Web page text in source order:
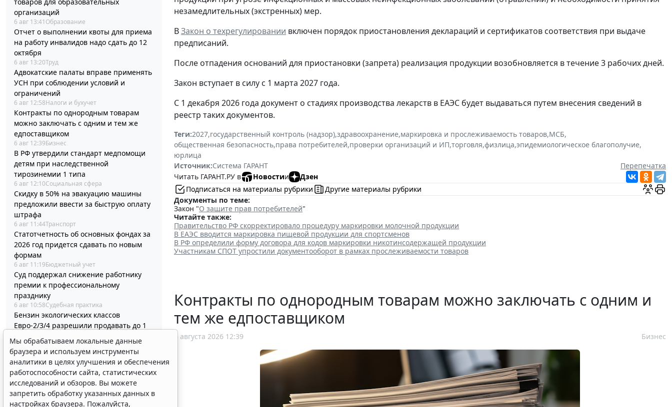
организаций
6 авг 13:41 Образование
Отчет о выполнении квоты для приема
на работу инвалидов надо сдать до 12
октября
6 авг 13:20Труд
Адвокатские палаты вправе применять
УСН при соблюдении условий и
ограничений
6 авг 12:58Налоги и бухучет
Контракты по однородным товарам
можно заключать с одним и тем же
едпоставщиком
6 авг 12:39Бизнес
В РФ утвердили стандарт медпомощи
детям при наследственной
тирозинемии 1 типа
6 авг 12:10Социальная сфера
Скидку в 50% на эвакуацию машины
предложили ввести за быструю оплату
штрафа
6 авг 11:44Транспорт
Статотчетность об основных фондах за
2026 год придется сдавать по новым
формам
6 авг 11:19Бюджетный учет
Суд поддержал снижение работнику
премии к профессиональному
празднику
6 авг 10:58Судебная практика
Бензин экологических классов
Евро-2/3/4 разрешили продавать до 1
июля 2027 года
6 авг 10:33Транспорт
Минстрой России разъяснил порядок
корректировки проектной
документации и сметы
6 авг 10:04Бизнес
Вступил в силу стандарт медицинской
незамедлительных (экстренных) мер.
ВЗакон о техрегулировании включен порядок приостановления деклараций и сертификатов соответствия при выдаче
предписаний.
После отпадения оснований для приостановки (запрета) реализация продукции возобновляется в течение 3 рабочих дней.
Закон вступает в силу с 1 марта 2027 года.
С 1 декабря 2026 года документ о стадиях производства лекарств в ЕАЭС будет выдаваться путем внесения сведений в
реестр таких документов.
Теги:2027,государственный контроль (надзор),здравоохранение,маркировка и прослеживаемость товаров,МСБ,
общественная безопасность,права потребителей,проверки организаций и ИП,торговля,физлица,эпидемиологическое благополучие,
юрлица
Источник:Система ГАРАНТ
Перепечатка
Читать ГАРАНТ.РУ в
Новостии
Дзен
Подписаться на материалы рубрики
Другие материалы рубрики
Документы по теме:
Закон "О защите прав потребителей"
Читайте также:
Правительство РФ скорректировало процедуру маркировки молочной продукции
В ЕАЭС вводится маркировка пищевой продукции для спортсменов
В РФ определили форму договора для кодов маркировки никотинсодержащей продукции
Участникам СПОТ упростили документооборот в рамках прослеживаемости товаров
Контракты по однородным товарам можно заключать с одним и
тем же едпоставщиком
6 августа 2026 12:39 Бизнес
Мы обрабатываем локальные данные
браузера и используем инструменты
аналитики в целях улучшения и обеспечения
работоспособности сайта, статистических
исследований и обзоров. Вы можете
запретить обработку указанных данных в
настройках браузера. Пожалуйста,